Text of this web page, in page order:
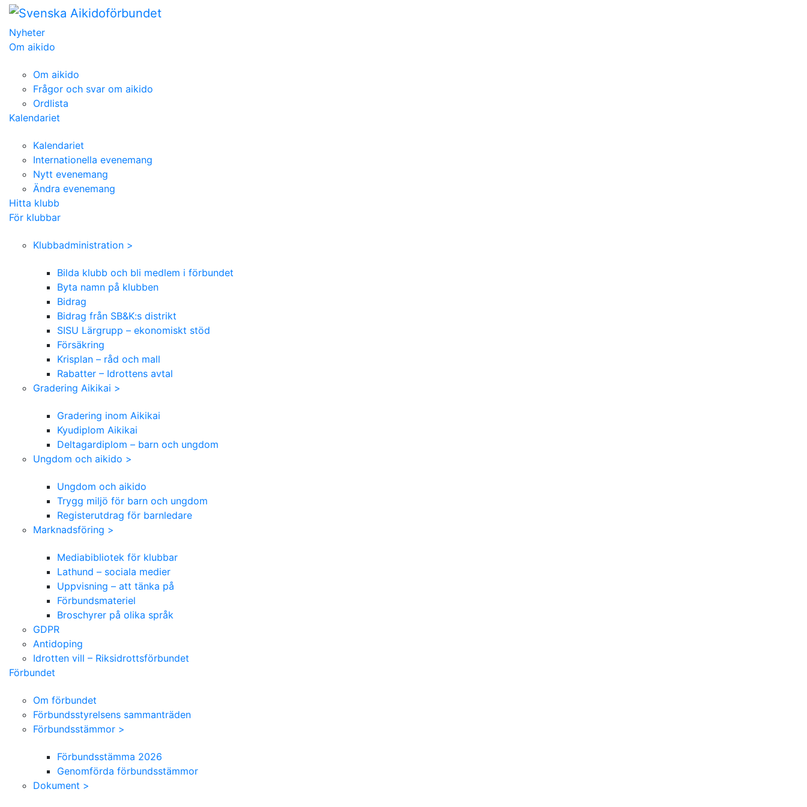
Nyheter
Om aikido
Om aikido
Frågor och svar om aikido
Ordlista
Kalendariet
Kalendariet
Internationella evenemang
Nytt evenemang
Ändra evenemang
Hitta klubb
För klubbar
Klubbadministration >
Bilda klubb och bli medlem i förbundet
Byta namn på klubben
Bidrag
Bidrag från SB&K:s distrikt
SISU Lärgrupp – ekonomiskt stöd
Försäkring
Krisplan – råd och mall
Rabatter – Idrottens avtal
Gradering Aikikai >
Gradering inom Aikikai
Kyudiplom Aikikai
Deltagardiplom – barn och ungdom
Ungdom och aikido >
Ungdom och aikido
Trygg miljö för barn och ungdom
Registerutdrag för barnledare
Marknadsföring >
Mediabibliotek för klubbar
Lathund – sociala medier
Uppvisning – att tänka på
Förbundsmateriel
Broschyrer på olika språk
GDPR
Antidoping
Idrotten vill – Riksidrottsförbundet
Förbundet
Om förbundet
Förbundsstyrelsens sammanträden
Förbundsstämmor >
Förbundsstämma 2026
Genomförda förbundsstämmor
Dokument >